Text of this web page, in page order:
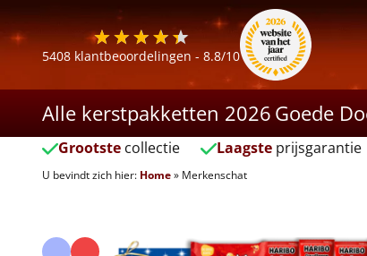
5408 klantbeoordelingen - 8.8/10
Alle kerstpakketten 2026 Goede
Grootste collectie Laagsteprijsgarantie
U bevindt zich hier: Home» Merkenschat